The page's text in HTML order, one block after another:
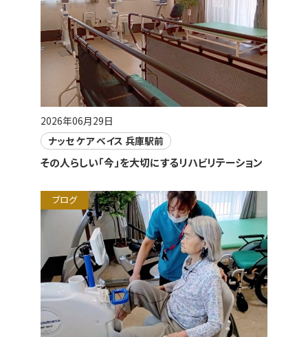
2026年06月29日
ナッセ ケア ベイス 兵庫駅前
その人らしい「今」を大切にするリハビリテーション
ブログ